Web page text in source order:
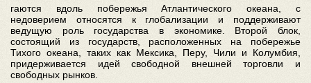
гаются вдоль побережья Атлантического океана, с
недоверием относятся к глобализации и поддерживают
ведущую роль государства в экономике. Второй блок,
состоящий из государств, расположенных на побережье
Тихого океана, таких как Мексика, Перу, Чили и Колумбия,
придерживается идей свободной внешней торговли и
свободных рынков.